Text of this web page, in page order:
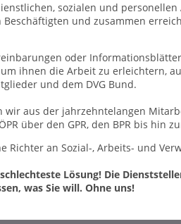
sozialen und personellen
und zusammen
oder
ihnen die Arbeit zu erleichtern,
und dem DVG Bund.
wir aus der jahrzehntelangen
über den GPR, den BPR bis hin
an Sozial-, Arbeits- und
Lösung! Die
was Sie will. Ohne uns!